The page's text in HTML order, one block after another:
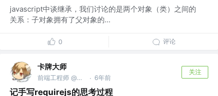
javascript中谈继承，我们讨论的是两个对象（类）之间的
关系：子对象拥有了父对象的...
0 评论
卡牌大师
前端工程师 @前腾讯工程师 · 6年前
关注
记手写requirejs的思考过程